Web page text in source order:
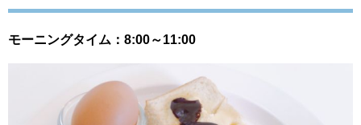
モーニングタイム：8:00～11:00